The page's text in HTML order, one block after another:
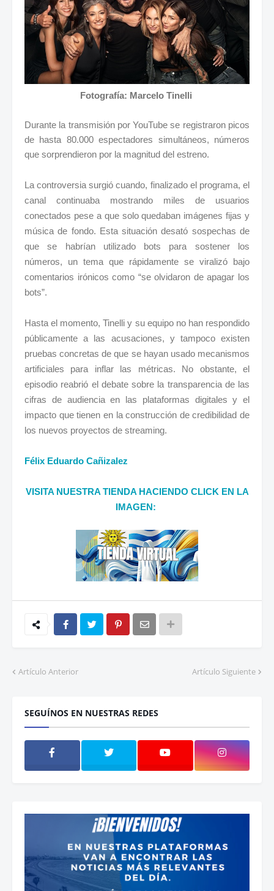
Fotografía: Marcelo Tinelli
Durante la transmisión por YouTube se registraron picos
de hasta 80.000 espectadores simultáneos, números
que sorprendieron por la magnitud del estreno.
La controversia surgió cuando, finalizado el programa, el
canal continuaba mostrando miles de usuarios
conectados pese a que solo quedaban imágenes fijas y
música de fondo. Esta situación desató sospechas de
que se habrían utilizado bots para sostener los
números, un tema que rápidamente se viralizó bajo
comentarios irónicos como “se olvidaron de apagar los
bots”.
Hasta el momento, Tinelli y su equipo no han respondido
públicamente a las acusaciones, y tampoco existen
pruebas concretas de que se hayan usado mecanismos
artificiales para inflar las métricas. No obstante, el
episodio reabrió el debate sobre la transparencia de las
cifras de audiencia en las plataformas digitales y el
impacto que tienen en la construcción de credibilidad de
los nuevos proyectos de streaming.
Félix Eduardo Cañizalez
VISITA NUESTRA TIENDA HACIENDO CLICK EN LA
IMAGEN:
Artículo Anterior Artículo Siguiente
SEGUÍNOS EN NUESTRAS REDES